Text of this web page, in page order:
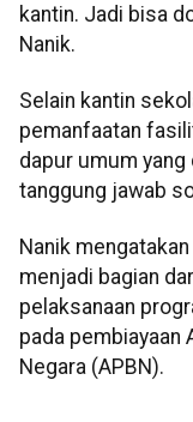
kantin. Jadi bisa
Nanik.
Selain kantin
pemanfaatan
dapur umum
tanggung jawab
Nanik
menjadi bagian
pelaksanaan
pada pembiayaan
Negara (APBN).